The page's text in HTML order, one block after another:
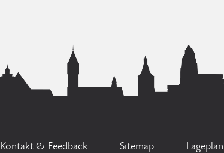
Kontakt & Feedback Sitemap Lageplan